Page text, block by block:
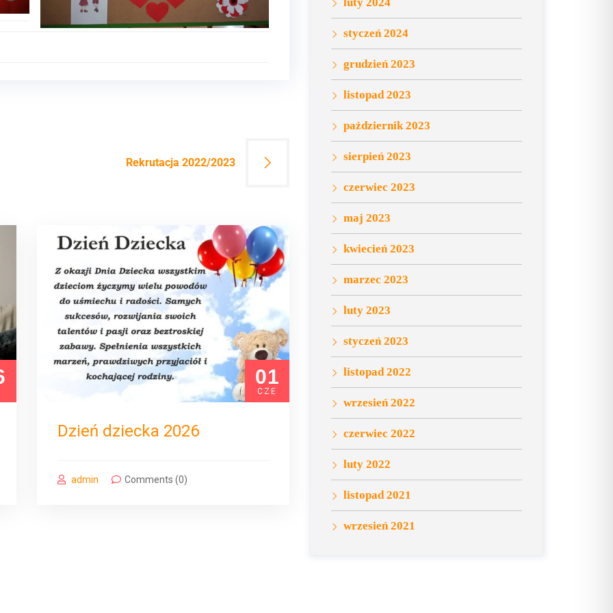
Rekrutacja 2022/2023
01
CZE
Dzień dziecka 2026
admin Comments (0)
styczeń 2024
grudzień 2023
listopad 2023
październik 2023
sierpień 2023
czerwiec 2023
maj 2023
kwiecień 2023
marzec 2023
luty 2023
styczeń 2023
listopad 2022
wrzesień 2022
czerwiec 2022
luty 2022
listopad 2021
wrzesień 2021